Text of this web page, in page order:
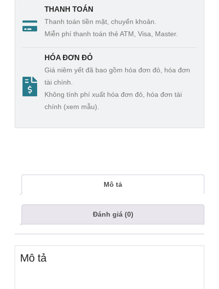
THANH TOÁN
Thanh toán tiền mặt, chuyển khoản.
Miễn phí thanh toán thẻ ATM, Visa, Master.
HÓA ĐƠN ĐỎ
Giá niêm yết đã bao gồm hóa đơn đỏ, hóa đơn
tài chính.
Không tính phí xuất hóa đơn đỏ, hóa đơn tài
chính (xem mẫu).
Mô tả
Đánh giá (0)
Mô tả